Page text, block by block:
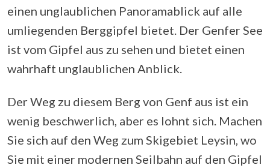
einen unglaublichen Panoramablick auf alle
umliegenden Berggipfel bietet. Der Genfer See
ist vom Gipfel aus zu sehen und bietet einen
wahrhaft unglaublichen Anblick.
Der Weg zu diesem Berg von Genf aus ist ein
wenig beschwerlich, aber es lohnt sich. Machen
Sie sich auf den Weg zum Skigebiet Leysin, wo
Sie mit einer modernen Seilbahn auf den Gipfel